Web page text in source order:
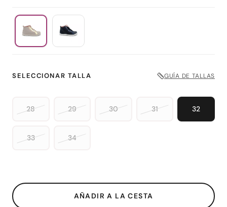
SELECCIONAR TALLA GUÍA DE TALLAS
28 29 30 31 32
33 34